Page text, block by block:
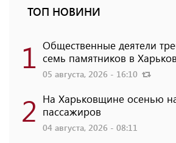
ТОП НОВИНИ
1 Общественные деятели
семь памятников в
05 августа, 2026 - 16:10
2 На Харьковщине осенью
пассажиров
04 августа, 2026 - 08:11